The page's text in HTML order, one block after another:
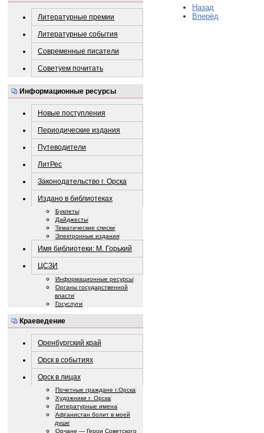
Литературные премии
Литературные события
Современные писатели
Советуем почитать
Информационные ресурсы
Новые поступления
Периодические издания
Путеводители
ЛитРес
Законодательство г. Орска
Издано в библиотеках
Буклеты
Дайджесты
Тематические списки
Электронные издания
Имя библиотеки: М. Горький
ЦСЗИ
Информационные ресурсы
Органы государственной
власти
Госуслуги
Краеведение
Оренбургский край
Орск в событиях
Орск в лицах
Почетные граждане г.Орска
Художники г. Орска
Литературные имена
Афганистан болит в моей
душе
Орчане — Герои Советского
Назад
Вперёд